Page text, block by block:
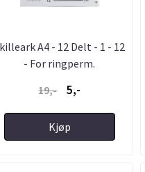
A4 - 12 Delt - 1 - 12
- For ringperm.
19,-
5,-
Kjøp